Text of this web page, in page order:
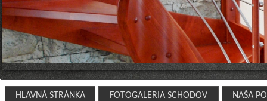
HLAVNÁ STRÁNKA FOTOGALERIA SCHODOV NAŠA